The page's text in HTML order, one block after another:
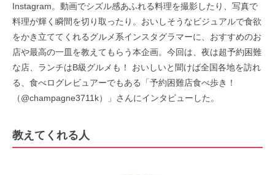
Instagram。動画でシズル感あふれる料理を撮影したり、写真で
料理が輝く瞬間を切り取ったり。おいしそうなビジュアルで食欲
をかき立ててくれるグルメ系インスタグラマーに、おすすめのお
店や最高の一皿を教えてもらう本企画。今回は、夜は超予約困難
な店、ランチはB級グルメも！ おいしいと聞けば全国各地を訪れ
る、食べログレビュアーでもある「予約困難店食べ歩き！
（@champagne3711k）」さんにインタビューした。
教えてくれる人